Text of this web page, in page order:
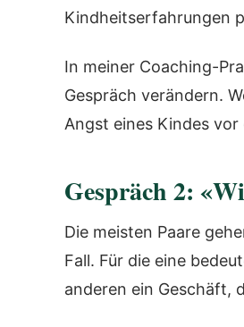
Kindheitserfahrungen
In meiner Coaching-
Gespräch verändern.
Angst eines Kindes
Gespräch 2:
Die meisten Paare
Fall. Für die eine
anderen ein Geschäft,